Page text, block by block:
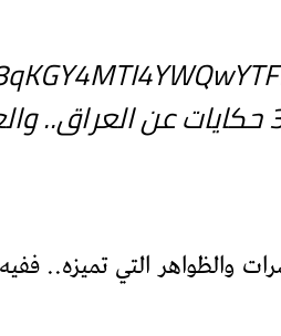
التي تميزه..